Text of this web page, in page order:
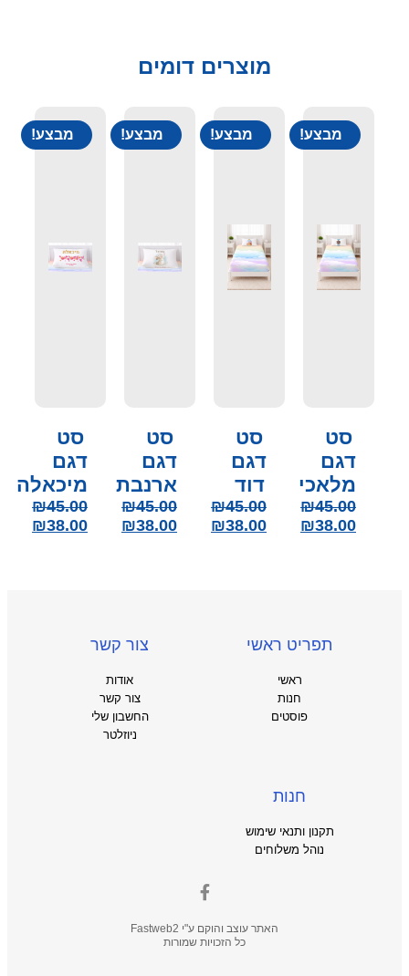
מוצרים דומים
מבצע!
סט
דגם
מלאכי
₪45.00
₪38.00
מבצע!
סט
דגם
דוד
₪45.00
₪38.00
מבצע!
סט
דגם
ארנבת
₪45.00
₪38.00
מבצע!
סט
דגם
מיכאלה
₪45.00
₪38.00
תפריט ראשי
ראשי
חנות
פוסטים
צור קשר
אודות
צור קשר
החשבון שלי
ניוזלטר
חנות
תקנון ותנאי שימוש
נוהל משלוחים
האתר עוצב והוקם ע"י Fastweb2
כל הזכויות שמורות